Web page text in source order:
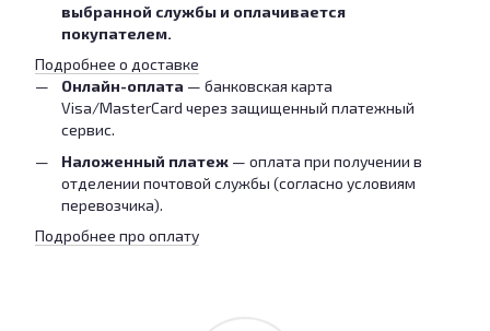
выбранной службы и оплачивается
покупателем.
Подробнее о доставке
Онлайн-оплата — банковская карта
Visa/MasterCard через защищенный платежный
сервис.
Наложенный платеж — оплата при получении в
отделении почтовой службы (согласно условиям
перевозчика).
Подробнее про оплату